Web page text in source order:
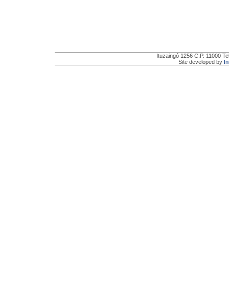
Ituzaingó 1256 C.P. 11000
Site developed by